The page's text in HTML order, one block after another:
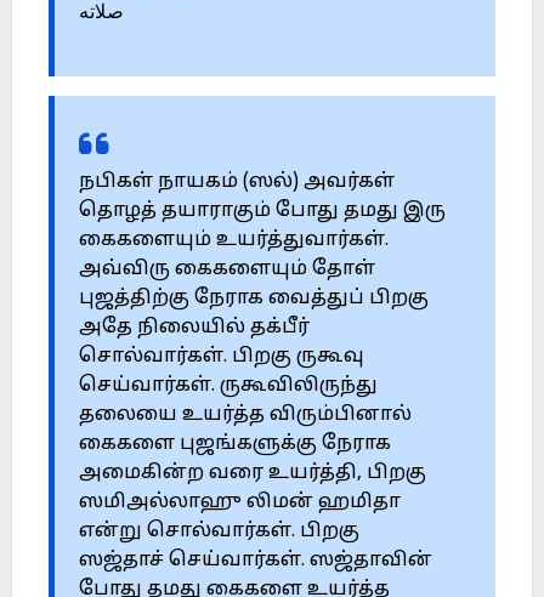
صلاته
நபிகள் நாயகம் (ஸல்) அவர்கள்
தொழத் தயாராகும் போது தமது இரு
கைகளையும் உயர்த்துவார்கள்.
அவ்விரு கைகளையும் தோள்
புஜத்திற்கு நேராக வைத்துப் பிறகு
அதே நிலையில் தக்பீர்
சொல்வார்கள். பிறகு ருகூவு
செய்வார்கள். ருகூவிலிருந்து
தலையை உயர்த்த விரும்பினால்
கைகளை புஜங்களுக்கு நேராக
அமைகின்ற வரை உயர்த்தி, பிறகு
ஸமிஅல்லாஹு லிமன் ஹமிதா
என்று சொல்வார்கள். பிறகு
ஸஜ்தாச் செய்வார்கள். ஸஜ்தாவின்
போது தமது கைகளை உயர்த்த